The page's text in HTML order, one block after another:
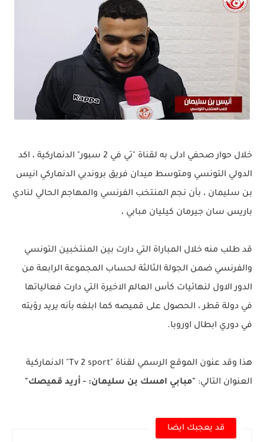
خلال حوار صحفي ادلى به لقناة "تي في 2 سبور" الدنماركية ، اكد
الدولي التونسي ومتوسط ميدان فريق بروندبي الدنماركي انيس
بن سليمان ، بأن نجم المنتخب الفرنسي والمهاجم الحالي لنادي
باريس سان جيرمان كيليان مبابي ،
قد طلب منه خلال المباراة التي دارت بين المنتخبين التونسي
والفرنسي ضمن الجولة الثالثة لحساب المجموعة الرابعة من
الدور الاول لنهائيات كأس العالم الاخيرة التي دارت فعالياتها
في دولة قطر ، الحصول على قميصه كما ابلغه بأنه يريد رؤيته
في دوري ابطال اوروبا.
هذا وقد عنون الموقع الرسمي لقناة "Tv 2 sport" الدنماركية
العنوان التالي: "مبابي امسك بن سليمان: - أريد قميصك"
قد يعجبك ايضا